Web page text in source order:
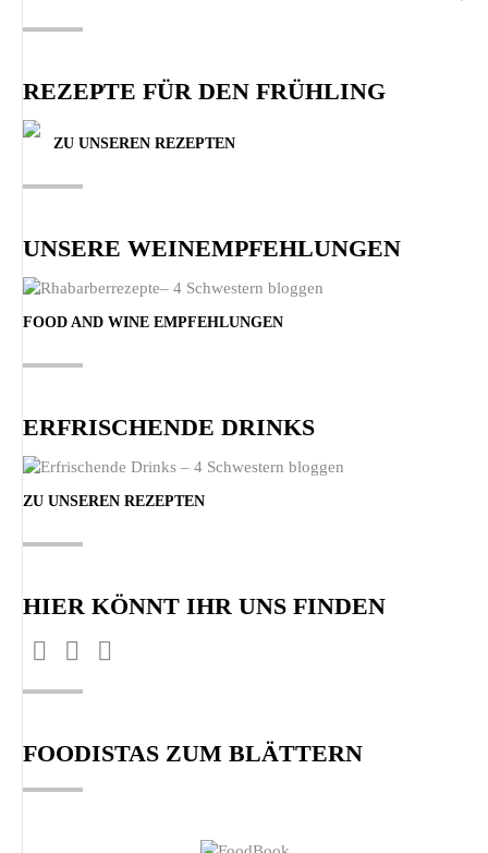
REZEPTE FÜR DEN FRÜHLING
ZU UNSEREN REZEPTEN
UNSERE WEINEMPFEHLUNGEN
FOOD AND WINE EMPFEHLUNGEN
ERFRISCHENDE DRINKS
ZU UNSEREN REZEPTEN
HIER KÖNNT IHR UNS FINDEN
Finden Sie uns auf:
Facebook
page
in
Pinterest
page
in
Instagram
in
FOODISTAS ZUM BLÄTTERN